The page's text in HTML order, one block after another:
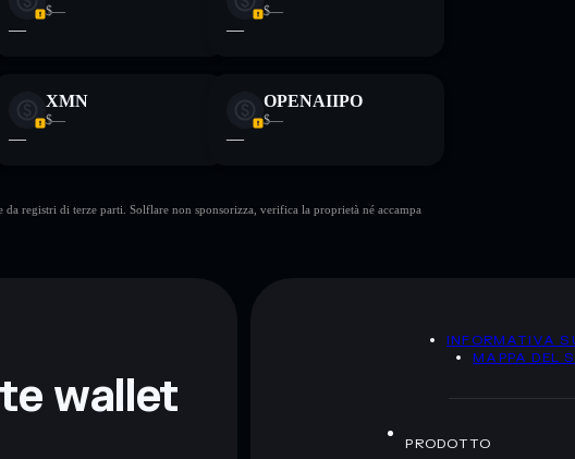
$—
—
$—
—
XMN
$—
—
OPENAIIPO
$—
—
registri di terze parti. Solflare non sponsorizza, verifica la proprietà né accampa
wallet
INFORMATIVA
MAPPA DEL
PRODOTTO